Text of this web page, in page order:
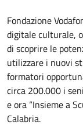
Fondazione
digitale culturale,
di scoprire le
utilizzare i nuovi
formatori
circa 200.000 i
e ora “Insieme a
Calabria.